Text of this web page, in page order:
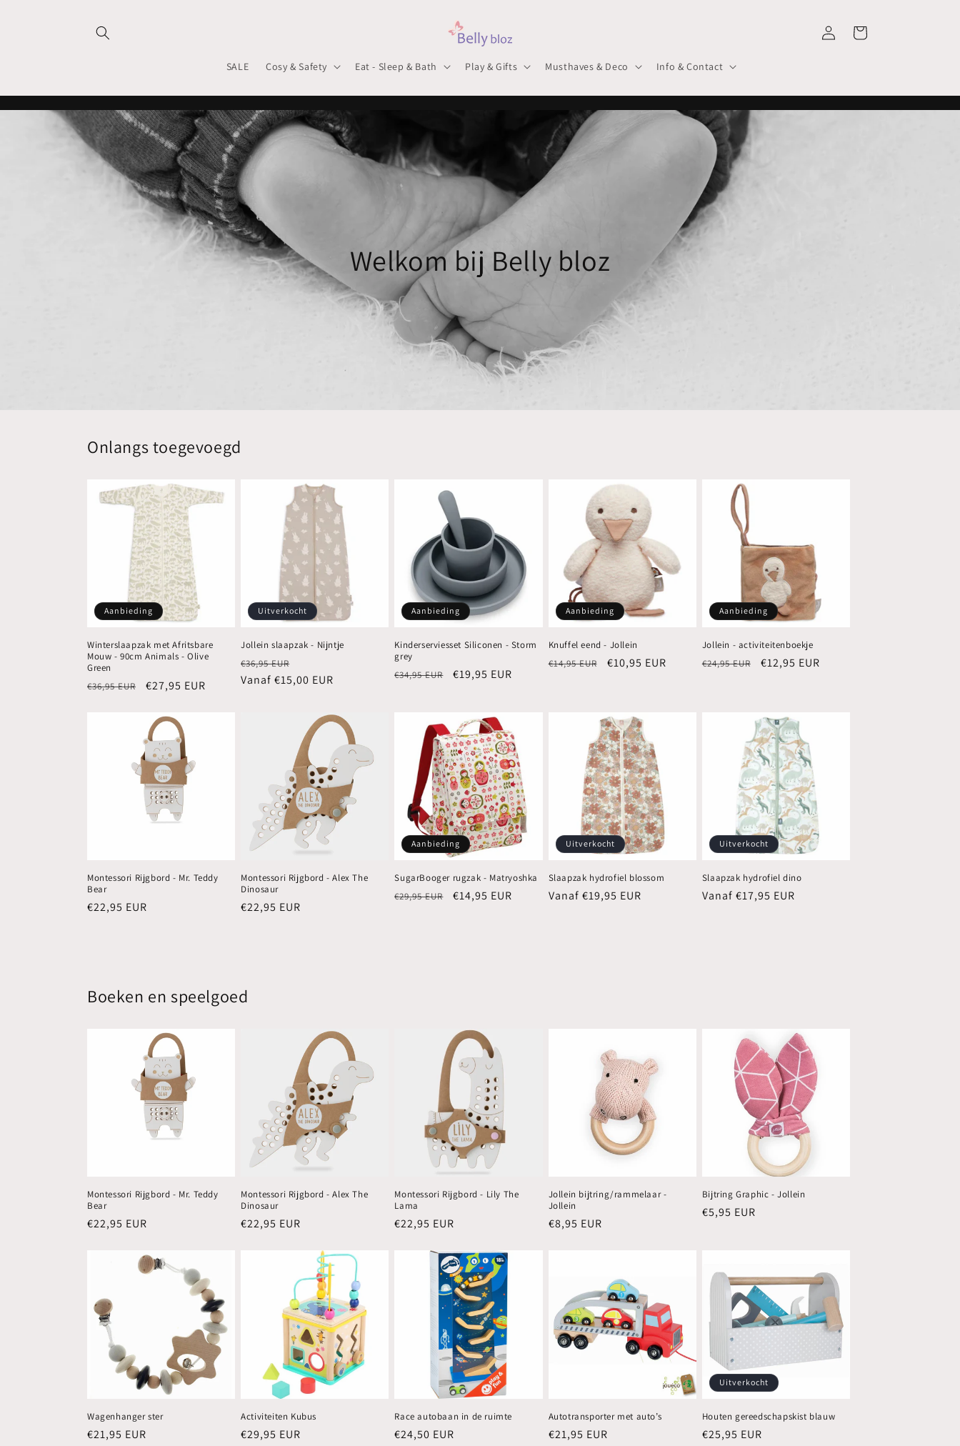
SALE Cosy & Safety Eat - Sleep & Bath Play & Gifts Musthaves & Deco Info & Contact
InloggenWinkelwagen
Welkom bij Belly bloz
Onlangs toegevoegd
Aanbieding
Winterslaapzak met Afritsbare
Mouw - 90cm Animals - Olive
Green
Normale
€36,95 EUR Aanbiedingsprijs
€27,95 EUR
Uitverkocht
Jollein slaapzak - Nijntje
Normale
prijs
€36,95 EUR
Vanaf €15,00 EUR
Aanbieding
Kinderserviesset Siliconen - Storm
grey
Normale
€34,95 EUR Aanbiedingsprijs
€19,95 EUR
Aanbieding
Knuffel eend - Jollein
Normale
€14,95 EUR Aanbiedingsprijs
€10,95 EUR
Aanbieding
Jollein - activiteitenboekje
Normale
€24,95 EUR Aanbiedingsprijs
€12,95 EUR
Montessori Rijgbord - Mr. Teddy
Bear
Normale
€22,95 EUR
Montessori Rijgbord - Alex The
Dinosaur
Normale
€22,95 EUR
Aanbieding
SugarBooger rugzak - Matryoshka
Normale
€29,95 EUR Aanbiedingsprijs
€14,95 EUR
Uitverkocht
Slaapzak hydrofiel blossom
Normale
Vanaf €19,95 EUR
Uitverkocht
Slaapzak hydrofiel dino
Normale
Vanaf €17,95 EUR
Boeken en speelgoed
Montessori Rijgbord - Mr. Teddy
Bear
Normale
€22,95 EUR
Montessori Rijgbord - Alex The
Dinosaur
Normale
€22,95 EUR
Montessori Rijgbord - Lily The
Lama
Normale
€22,95 EUR
Jollein bijtring/rammelaar -
Jollein
Normale
€8,95 EUR
Bijtring Graphic - Jollein
Normale
€5,95 EUR
Wagenhanger ster
Normale
€21,95 EUR
Activiteiten Kubus
Normale
€29,95 EUR
Race autobaan in de ruimte
Normale
€24,50 EUR
Autotransporter met auto’s
Normale
€21,95 EUR
Uitverkocht
Houten gereedschapskist blauw
Normale
€25,95 EUR